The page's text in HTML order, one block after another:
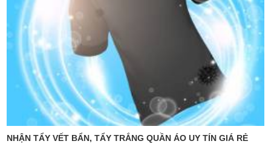
NHẬN TẨY VẾT BẨN, TẨY TRẮNG QUẦN ÁO UY TÍN GIÁ RẺ